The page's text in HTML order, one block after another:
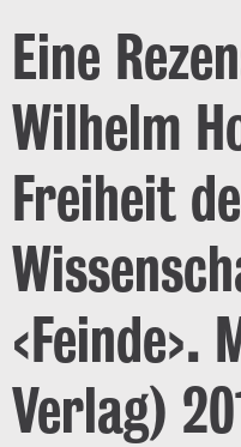
Eine
Wilhelm
Freiheit
‹Feinde›.
Verlag)